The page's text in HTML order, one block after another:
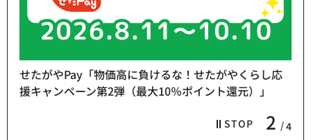
STOP 2 4
せたがやPay「物価高に負けるな！せたがやくらし応
援キャンペーン第2弾（最大10％ポイント還元）」